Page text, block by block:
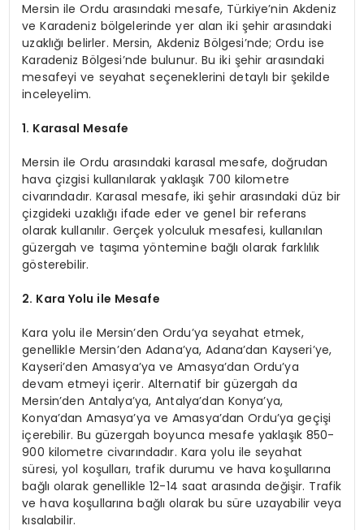
Mersin ile Ordu arasındaki mesafe, Türkiye’nin Akdeniz
ve Karadeniz bölgelerinde yer alan iki şehir arasındaki
uzaklığı belirler. Mersin, Akdeniz Bölgesi’nde; Ordu ise
Karadeniz Bölgesi’nde bulunur. Bu iki şehir arasındaki
mesafeyi ve seyahat seçeneklerini detaylı bir şekilde
inceleyelim.
1. Karasal Mesafe
Mersin ile Ordu arasındaki karasal mesafe, doğrudan
hava çizgisi kullanılarak yaklaşık 700 kilometre
civarındadır. Karasal mesafe, iki şehir arasındaki düz bir
çizgideki uzaklığı ifade eder ve genel bir referans
olarak kullanılır. Gerçek yolculuk mesafesi, kullanılan
güzergah ve taşıma yöntemine bağlı olarak farklılık
gösterebilir.
2. Kara Yolu ile Mesafe
Kara yolu ile Mersin’den Ordu’ya seyahat etmek,
genellikle Mersin’den Adana’ya, Adana’dan Kayseri’ye,
Kayseri’den Amasya’ya ve Amasya’dan Ordu’ya
devam etmeyi içerir. Alternatif bir güzergah da
Mersin’den Antalya’ya, Antalya’dan Konya’ya,
Konya’dan Amasya’ya ve Amasya’dan Ordu’ya geçişi
içerebilir. Bu güzergah boyunca mesafe yaklaşık 850-
900 kilometre civarındadır. Kara yolu ile seyahat
süresi, yol koşulları, trafik durumu ve hava koşullarına
bağlı olarak genellikle 12-14 saat arasında değişir. Trafik
ve hava koşullarına bağlı olarak bu süre uzayabilir veya
kısalabilir.